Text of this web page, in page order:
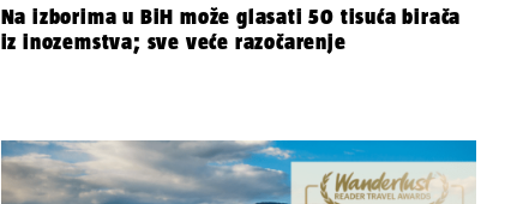
Na izborima u BiH može glasati 50 tisuća birača
iz inozemstva; sve veće razočarenje